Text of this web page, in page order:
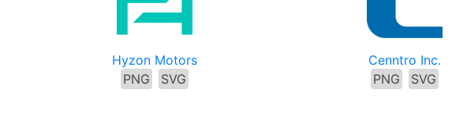
Hyzon Motors
PNG
SVG
Cenntro Inc.
PNG
SVG